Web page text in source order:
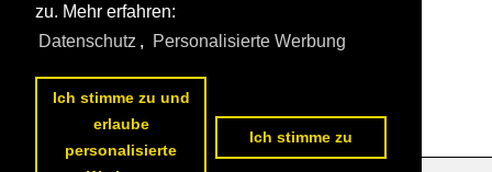
zu. Mehr erfahren:
Datenschutz , Personalisierte Werbung
Ich stimme zu und
erlaube
personalisierte
Ich stimme zu